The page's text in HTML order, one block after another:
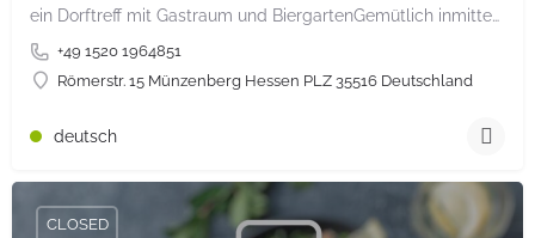
ein Dorftreff mit Gastraum und BiergartenGemütlich inmitten unserem idyllischen Trais Münzenberg, entlang…
+49 1520 1964851
Römerstr. 15 Münzenberg Hessen PLZ 35516 Deutschland
deutsch
CLOSED